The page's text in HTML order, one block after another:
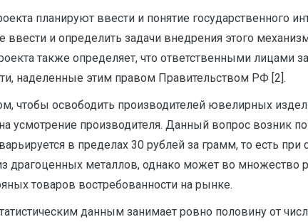
планируют ввести и понятие государственного
и определить задачи внедрения этого
также определяет, что ответственными лицами
наделенные этим правом Правительством РФ [2].
чтобы освободить производителей ювелирных
усмотрение производителя. Данный вопрос возник
в пределах 30 рублей за грамм, то есть
драгоценных металлов, однако может во множество
товаров востребованности на рынке.
данным занимает ровно половину от